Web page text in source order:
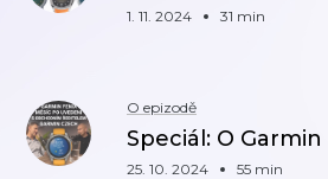
1. 11. 2024 31 min
O epizodě
Speciál: O
25. 10. 2024 55 min